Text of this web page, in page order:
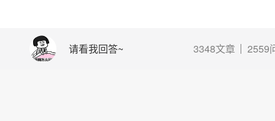
请看我回答~ 3348文章 2559